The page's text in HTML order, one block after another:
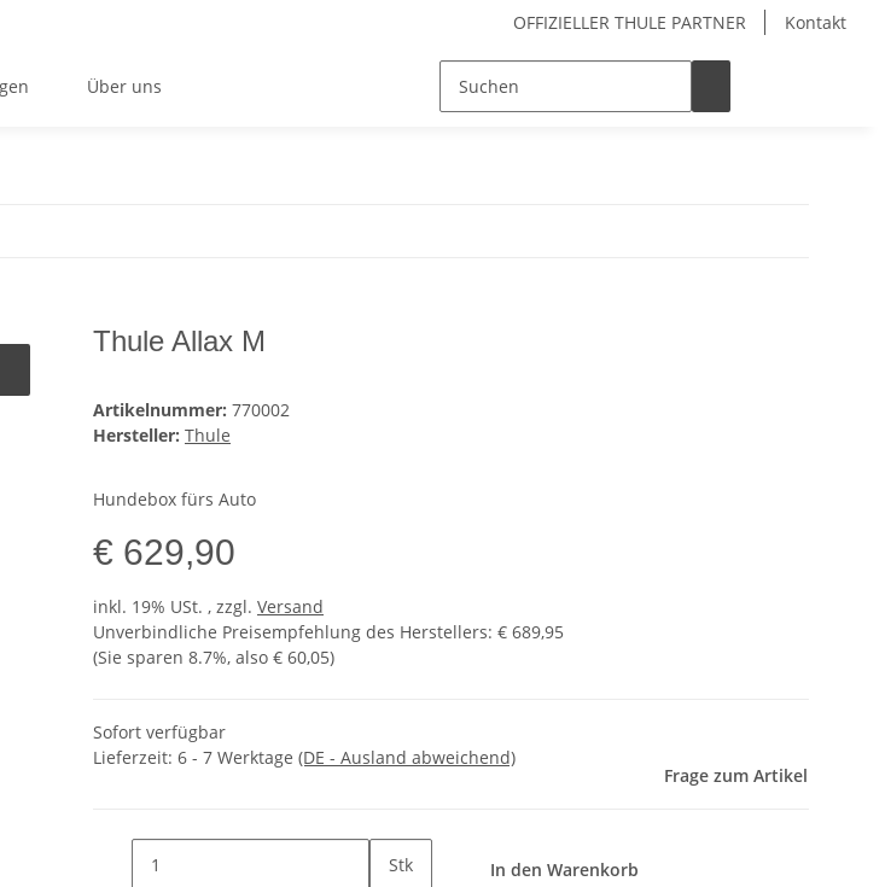
OFFIZIELLER THULE PARTNER Kontakt
Über uns
Thule Allax M
Artikelnummer: 770002
Hersteller: Thule
Hundebox fürs Auto
€ 629,90
inkl. 19% USt. , zzgl. Versand
Unverbindliche Preisempfehlung des Herstellers: € 689,95
(Sie sparen 8.7%, also € 60,05)
Sofort verfügbar
Lieferzeit: 6 - 7 Werktage (DE - Ausland abweichend)
Frage zum Artikel
Stk In den Warenkorb